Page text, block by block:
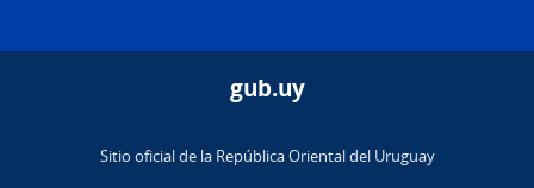
gub.uy
Sitio oficial de la República Oriental del Uruguay